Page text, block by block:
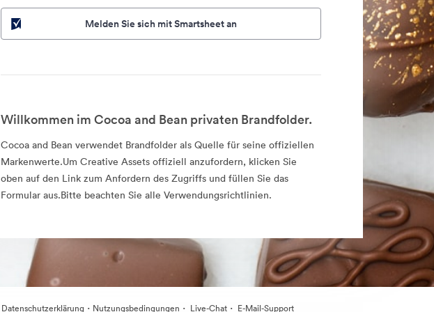
Melden Sie sich mit Smartsheet an
Willkommen im Cocoa and Bean privaten Brandfolder.
Cocoa and Bean verwendet Brandfolder als Quelle für seine offiziellen
Markenwerte.Um Creative Assets offiziell anzufordern, klicken Sie
oben auf den Link zum Anfordern des Zugriffs und füllen Sie das
Formular aus.Bitte beachten Sie alle Verwendungsrichtlinien.
Datenschutzerklärung · Nutzungsbedingungen · Live-Chat · E-Mail-Support